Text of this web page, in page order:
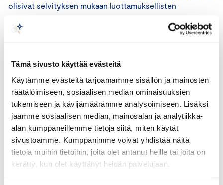
Tämä sivusto käyttää evästeitä
Käytämme evästeitä tarjoamamme sisällön ja mainosten
räätälöimiseen, sosiaalisen median ominaisuuksien
tukemiseen ja kävijämäärämme analysoimiseen. Lisäksi
jaamme sosiaalisen median, mainosalan ja analytiikka-
alan kumppaneillemme tietoja siitä, miten käytät
sivustoamme. Kumppanimme voivat yhdistää näitä
tietoja muihin tietoihin, joita olet antanut heille tai joita on
kerätty, kun olet käyttänyt heidän palvelujaan.
olisivat selvityksen mukaan luottamuksellisten
luotettavan liikekumppanin aseman menettäminen (58%)
tai olemassa olevien asiakassuhteiden menetykset
menettäminen ja taloudelliset menetykset nousivat
selvityksessä esiin.
Kolme vakavinta seurausta hybridivaikuttamisesta ovat
yritysten mukaan kansallisen itsenäisyyden tai
päätäntävallan rapauttaminen ( 53 %), luottamuksellisten
tietojen (yritys tai valtio) menettäminen (52 %) ja
vaikutus poliittiseen päätöksentekoon (51 %). Yritykset